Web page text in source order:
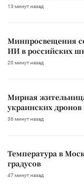
13 минут назад
Минпросвещения
ИИ в российских
20 минут назад
Мирная жительница
украинских
36 минут назад
Температура в
градусов
47 минут назад